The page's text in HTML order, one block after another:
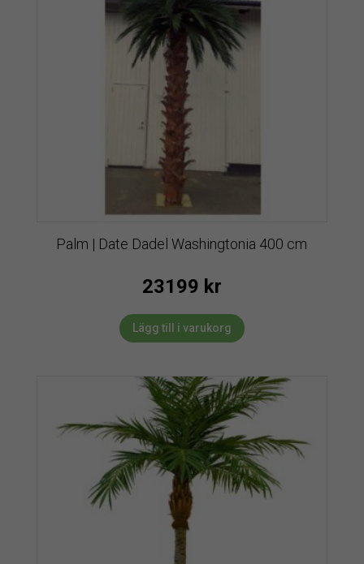
Palm | Date Dadel Washingtonia 400 cm
23199 kr
Lägg till i varukorg